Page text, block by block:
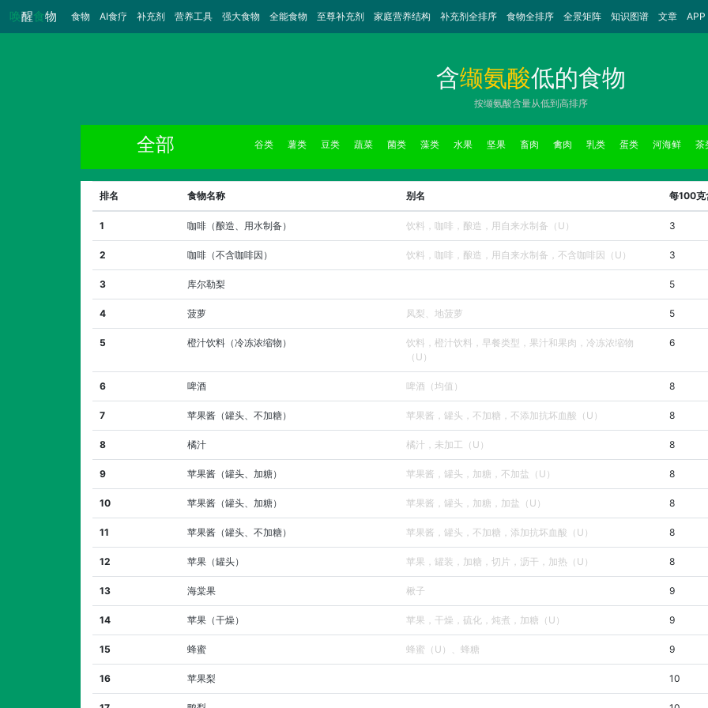
唤醒食物 食物 （当前）
AI食疗 补充剂 营养工具 强大食物 全能食物 至尊补充剂 家庭营养结构 补充剂全排序 食物全排序 全景矩阵 知识图谱 文章 APP
含缬氨酸低的食物
按缬氨酸含量从低到高排序
全部 谷类 薯类 豆类 蔬菜 菌类 藻类 水果 坚果 畜肉 禽肉 乳类 蛋类 河海鲜 茶
排名 食物名称 别名 每100克
1 咖啡（酿造、用水制备） 饮料，咖啡，酿造，用自来水制备（U） 3
2 咖啡（不含咖啡因） 饮料，咖啡，酿造，用自来水制备，不含咖啡因（U） 3
3 库尔勒梨 5
4 菠萝 凤梨、地菠萝 5
5 橙汁饮料（冷冻浓缩物）
饮料，橙汁饮料，早餐类型，果汁和果肉，冷冻浓缩物
（U）
6
6 啤酒 啤酒（均值） 8
7 苹果酱（罐头、不加糖） 苹果酱，罐头，不加糖，不添加抗坏血酸（U） 8
8 橘汁 橘汁，未加工（U） 8
9 苹果酱（罐头、加糖） 苹果酱，罐头，加糖，不加盐（U） 8
10 苹果酱（罐头、加糖） 苹果酱，罐头，加糖，加盐（U） 8
11 苹果酱（罐头、不加糖） 苹果酱，罐头，不加糖，添加抗坏血酸（U） 8
12 苹果（罐头） 苹果，罐装，加糖，切片，沥干，加热（U） 8
13 海棠果 楸子 9
14 苹果（干燥） 苹果，干燥，硫化，炖煮，加糖（U） 9
15 蜂蜜 蜂蜜（U）、蜂糖 9
16 苹果梨 10